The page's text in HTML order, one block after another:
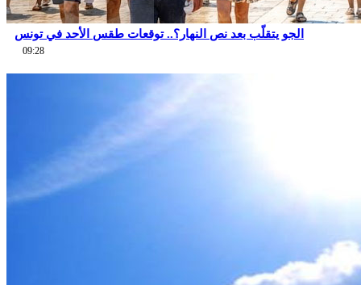
الجو يتقلّب بعد نص النهار؟.. توقعات طقس الأحد في تونس
09:28